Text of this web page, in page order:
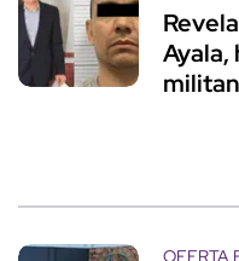
Ayala,